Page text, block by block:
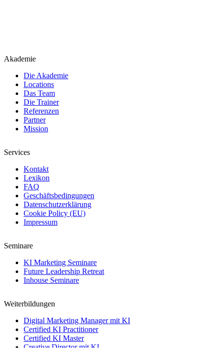
Akademie
Die Akademie
Locations
Das Team
Die Trainer
Referenzen
Partner
Mission
Services
Kontakt
Lexikon
FAQ
Geschäftsbedingungen
Datenschutzerklärung
Cookie Policy (EU)
Impressum
Seminare
KI Marketing Seminare
Future Leadership Retreat
Inhouse Seminare
Weiterbildungen
Digital Marketing Manager mit KI
Certified KI Practitioner
Certified KI Master
Creative Director mit KI